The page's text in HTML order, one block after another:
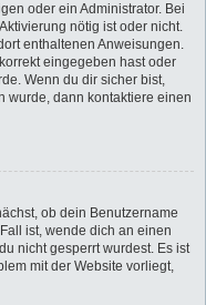
oder ein Administrator. Bei
nötig ist oder nicht.
enthaltenen Anweisungen.
eingegeben hast oder
Wenn du dir sicher bist,
wurde, dann kontaktiere einen
ob dein Benutzername
ist, wende dich an einen
nicht gesperrt wurdest. Es ist
mit der Website vorliegt,